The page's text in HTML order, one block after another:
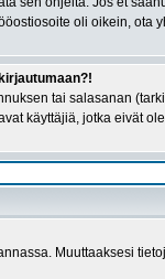
oli oikein, ota
tai salasanan
käyttäjiä, jotka eivät
Muuttaaksesi